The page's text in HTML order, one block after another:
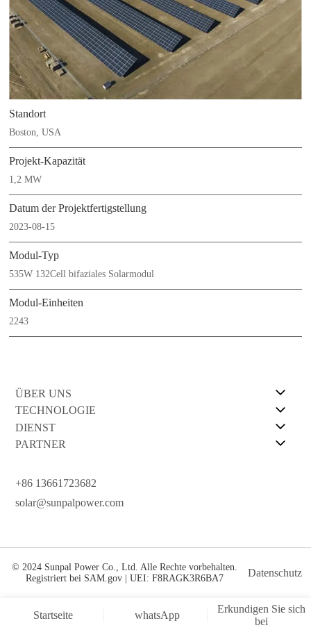
Standort
Boston, USA
Projekt-Kapazität
1,2 MW
Datum der Projektfertigstellung
2023-08-15
Modul-Typ
535W 132Cell bifaziales Solarmodul
Modul-Einheiten
2243
ÜBER UNS
TECHNOLOGIE
DIENST
PARTNER
+86 13661723682
solar@sunpalpower.com
© 2024 Sunpal Power Co., Ltd. Alle Rechte vorbehalten.
Registriert bei SAM.gov | UEI: F8RAGK3R6BA7
Datenschutz
Startseite whatsApp
Erkundigen Sie sich
bei